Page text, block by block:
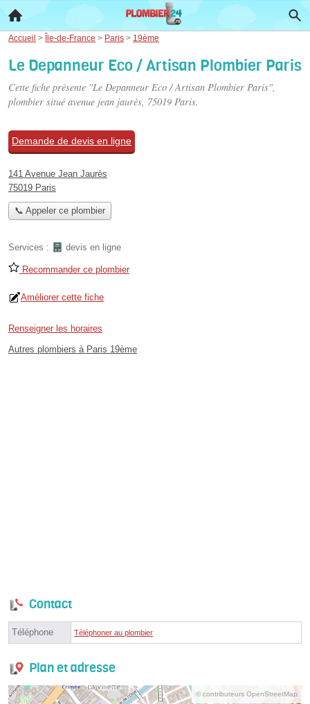
Accueil > Île-de-France > Paris > 19ème
Le Depanneur Eco / Artisan Plombier Paris
Cette fiche présente "Le Depanneur Eco / Artisan Plombier Paris",
plombier situé avenue jean jaurès, 75019 Paris.
Demande de devis en ligne
141 Avenue Jean Jaurès
75019 Paris
📞 Appeler ce plombier
Services : devis en ligne
Recommander ce plombier
Améliorer cette fiche
Renseigner les horaires
Autres plombiers à Paris 19ème
Contact
Téléphone Téléphoner au plombier
Plan et adresse
© contributeurs OpenStreetMap